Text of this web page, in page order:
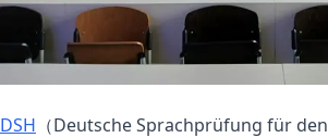
DSH （Deutsche Sprachprüfung für den